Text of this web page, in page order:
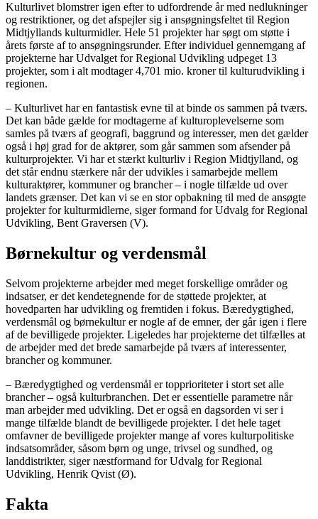
Kulturlivet blomstrer igen efter to udfordrende år med nedlukninger
og restriktioner, og det afspejler sig i ansøgningsfeltet til Region
Midtjyllands kulturmidler. Hele 51 projekter har søgt om støtte i
årets første af to ansøgningsrunder. Efter individuel gennemgang af
projekterne har Udvalget for Regional Udvikling udpeget 13
projekter, som i alt modtager 4,701 mio. kroner til kulturudvikling i
regionen.
– Kulturlivet har en fantastisk evne til at binde os sammen på tværs.
Det kan både gælde for modtagerne af kulturoplevelserne som
samles på tværs af geografi, baggrund og interesser, men det gælder
også i høj grad for de aktører, som går sammen som afsender på
kulturprojekter. Vi har et stærkt kulturliv i Region Midtjylland, og
det står endnu stærkere når der udvikles i samarbejde mellem
kulturaktører, kommuner og brancher – i nogle tilfælde ud over
landets grænser. Det kan vi se en stor opbakning til med de ansøgte
projekter for kulturmidlerne, siger formand for Udvalg for Regional
Udvikling, Bent Graversen (V).
Børnekultur og verdensmål
Selvom projekterne arbejder med meget forskellige områder og
indsatser, er det kendetegnende for de støttede projekter, at
hovedparten har udvikling og fremtiden i fokus. Bæredygtighed,
verdensmål og børnekultur er nogle af de emner, der går igen i flere
af de bevilligede projekter. Ligeledes har projekterne det tilfælles at
de arbejder med det brede samarbejde på tværs af interessenter,
brancher og kommuner.
– Bæredygtighed og verdensmål er topprioriteter i stort set alle
brancher – også kulturbranchen. Det er essentielle parametre når
man arbejder med udvikling. Det er også en dagsorden vi ser i
mange tilfælde blandt de bevilligede projekter. I det hele taget
omfavner de bevilligede projekter mange af vores kulturpolitiske
indsatsområder, såsom børn og unge, trivsel og sundhed, og
landdistrikter, siger næstformand for Udvalg for Regional
Udvikling, Henrik Qvist (Ø).
Fakta